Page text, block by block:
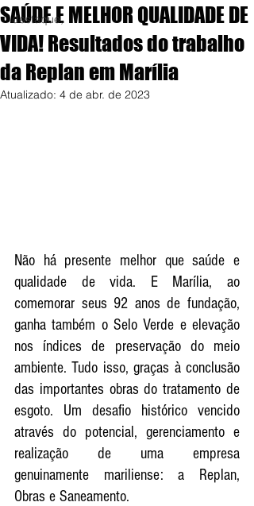
destaque,
SAÚDE E MELHOR QUALIDADE DE
VIDA! Resultados do trabalho
da Replan em Marília
Atualizado: 4 de abr. de 2023
Não há presente melhor que saúde e
qualidade de vida. E Marília, ao
comemorar seus 92 anos de fundação,
ganha também o Selo Verde e elevação
nos índices de preservação do meio
ambiente. Tudo isso, graças à conclusão
das importantes obras do tratamento de
esgoto. Um desafio histórico vencido
através do potencial, gerenciamento e
realização de uma empresa
genuinamente mariliense: a Replan,
Obras e Saneamento.